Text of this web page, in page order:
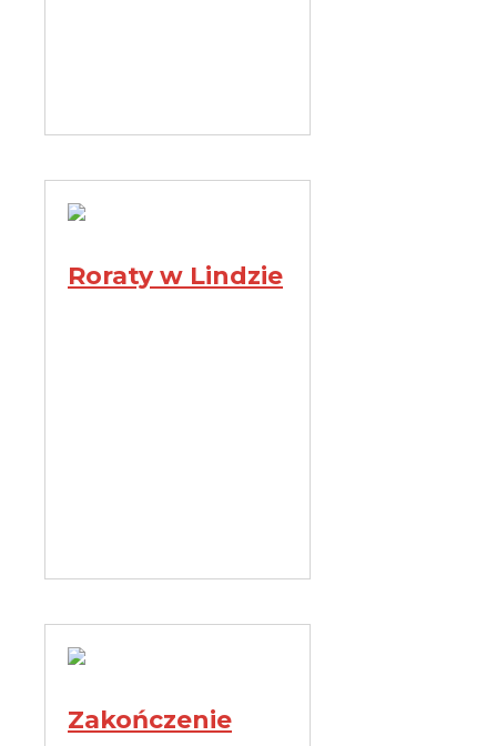
Roraty w Lindzie
Zakończenie